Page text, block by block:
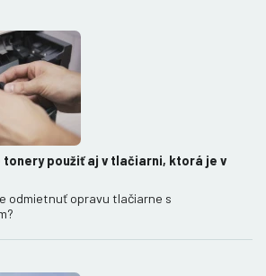
tonery použiť aj v tlačiarni, ktorá je v
odmietnuť opravu tlačiarne s